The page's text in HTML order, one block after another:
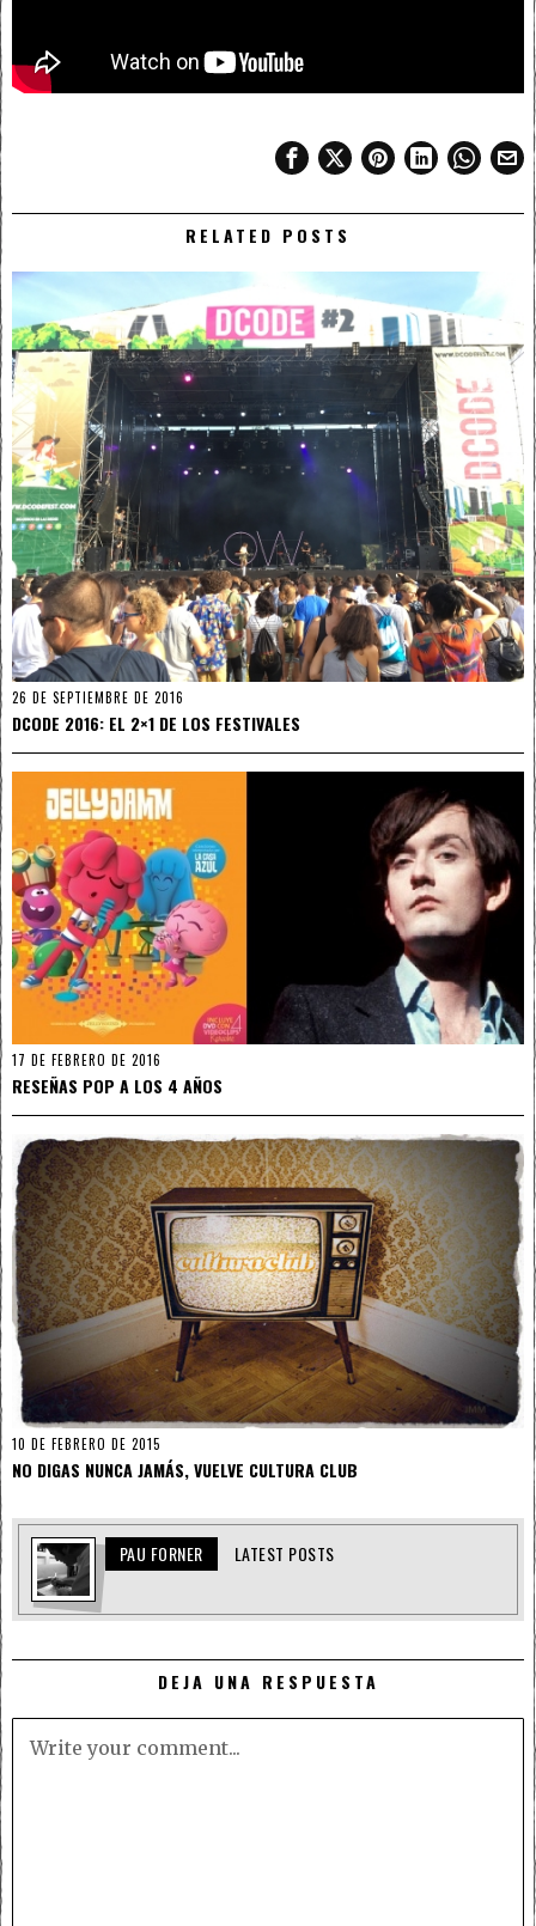
RELATED POSTS
26 DE SEPTIEMBRE DE 2016
DCODE 2016: EL 2×1 DE LOS FESTIVALES
17 DE FEBRERO DE 2016
RESEÑAS POP A LOS 4 AÑOS
10 DE FEBRERO DE 2015
NO DIGAS NUNCA JAMÁS, VUELVE CULTURA CLUB
PAU FORNER LATEST POSTS
DEJA UNA RESPUESTA